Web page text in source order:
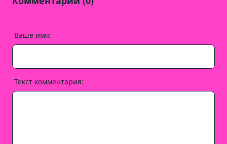
Ваше имя:
Текст комментария: